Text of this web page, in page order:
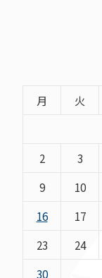
月 火
2
3
9
10
16
17
23
24
30